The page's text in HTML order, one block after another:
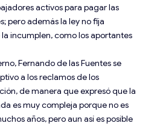
activos para pagar las
pero además la ley no fija
incumplen, como los aportantes
Fernando de las Fuentes se
a los reclamos de los
de manera que expresó que la
es muy compleja porque no es
años, pero aun así es posible